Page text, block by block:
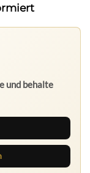
und behalte